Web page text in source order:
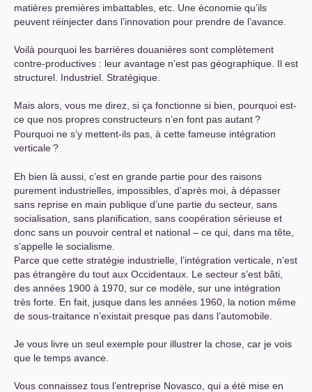
matières premières imbattables, etc. Une économie qu’ils
peuvent réinjecter dans l’innovation pour prendre de l’avance.
Voilà pourquoi les barrières douanières sont complètement
contre-productives : leur avantage n’est pas géographique. Il est
structurel. Industriel. Stratégique.
Mais alors, vous me direz, si ça fonctionne si bien, pourquoi est-
ce que nos propres constructeurs n’en font pas autant?
Pourquoi ne s’y mettent-ils pas, à cette fameuse intégration
verticale?
Eh bien là aussi, c’est en grande partie pour des raisons
purement industrielles, impossibles, d’après moi, à dépasser
sans reprise en main publique d’une partie du secteur, sans
socialisation, sans planification, sans coopération sérieuse et
donc sans un pouvoir central et national – ce qui, dans ma tête,
s’appelle le socialisme.
Parce que cette stratégie industrielle, l’intégration verticale, n’est
pas étrangère du tout aux Occidentaux. Le secteur s’est bâti,
des années 1900 à 1970, sur ce modèle, sur une intégration
très forte. En fait, jusque dans les années 1960, la notion même
de sous-traitance n’existait presque pas dans l’automobile.
Je vous livre un seul exemple pour illustrer la chose, car je vois
que le temps avance.
Vous connaissez tous l’entreprise Novasco, qui a été mise en